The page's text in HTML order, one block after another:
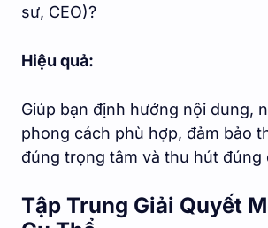
sư, CEO)?
Hiệu quả:
Giúp bạn định hướng nội dung,
phong cách phù hợp, đảm bảo
đúng trọng tâm và thu hút đúng
Tập Trung Giải Quyết